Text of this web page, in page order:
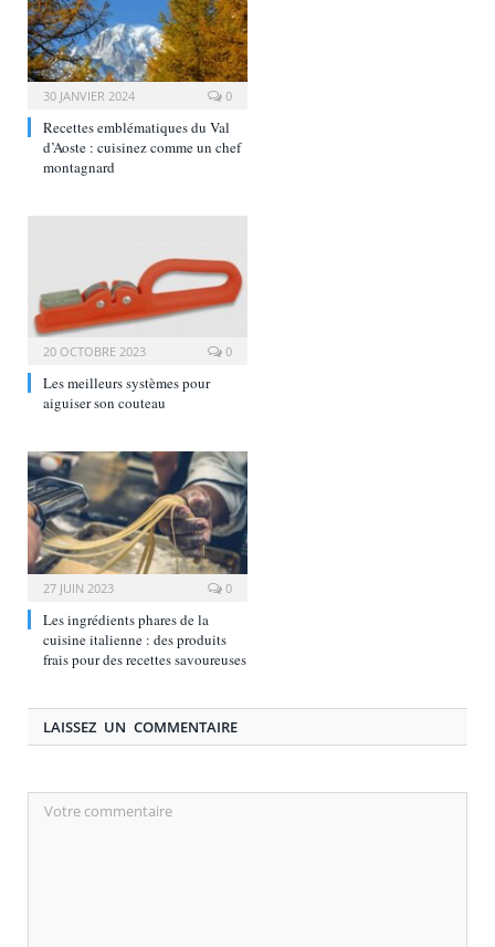
30 JANVIER 2024 0
Recettes emblématiques du Val
d’Aoste : cuisinez comme un chef
montagnard
20 OCTOBRE 2023 0
Les meilleurs systèmes pour
aiguiser son couteau
27 JUIN 2023 0
Les ingrédients phares de la
cuisine italienne : des produits
frais pour des recettes savoureuses
LAISSEZ UN COMMENTAIRE